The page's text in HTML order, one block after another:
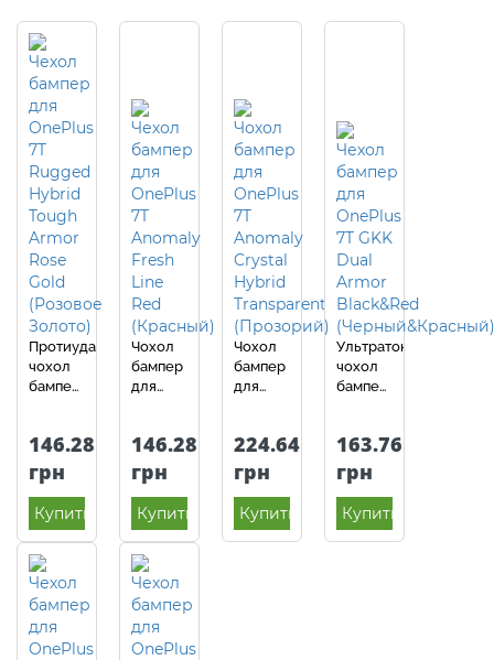
Протиударний
чохол
бампер
7T
Anomaly
Rugged
Hybrid
Rose
Gold
(Рожеве
золото)
146.28
грн
Купить
Чохол
бампер
для
Anomaly
Fresh
Line
Red
(Червоний)
146.28
грн
Купить
Чохол
бампер
для
Anomaly
Crystal
Hybrid
Transparent
(Прозорий)
224.64
грн
Купить
Ультратонкий
чохол
бампер
7T GKK
Dual
Armor
Black /
Red
(Чорний
163.76
грн
Купить